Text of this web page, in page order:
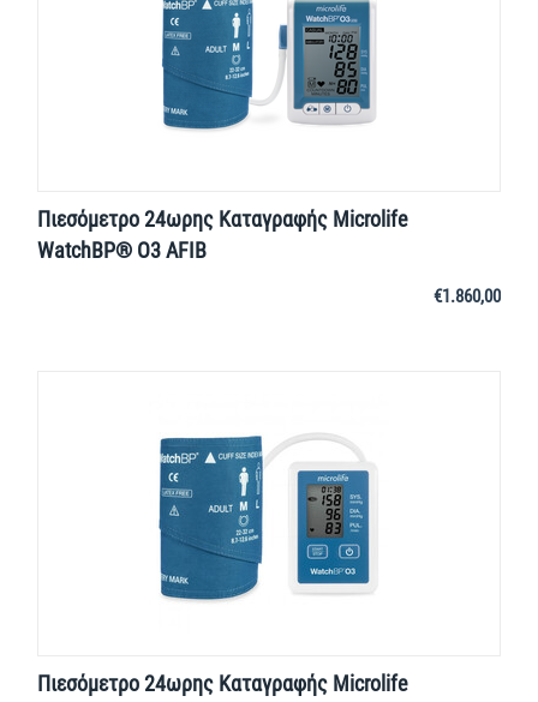
Πιεσόμετρο 24ωρης Καταγραφής Microlife
WatchBP® O3 AFIB
€1.860,00
Πιεσόμετρο 24ωρης Καταγραφής Microlife